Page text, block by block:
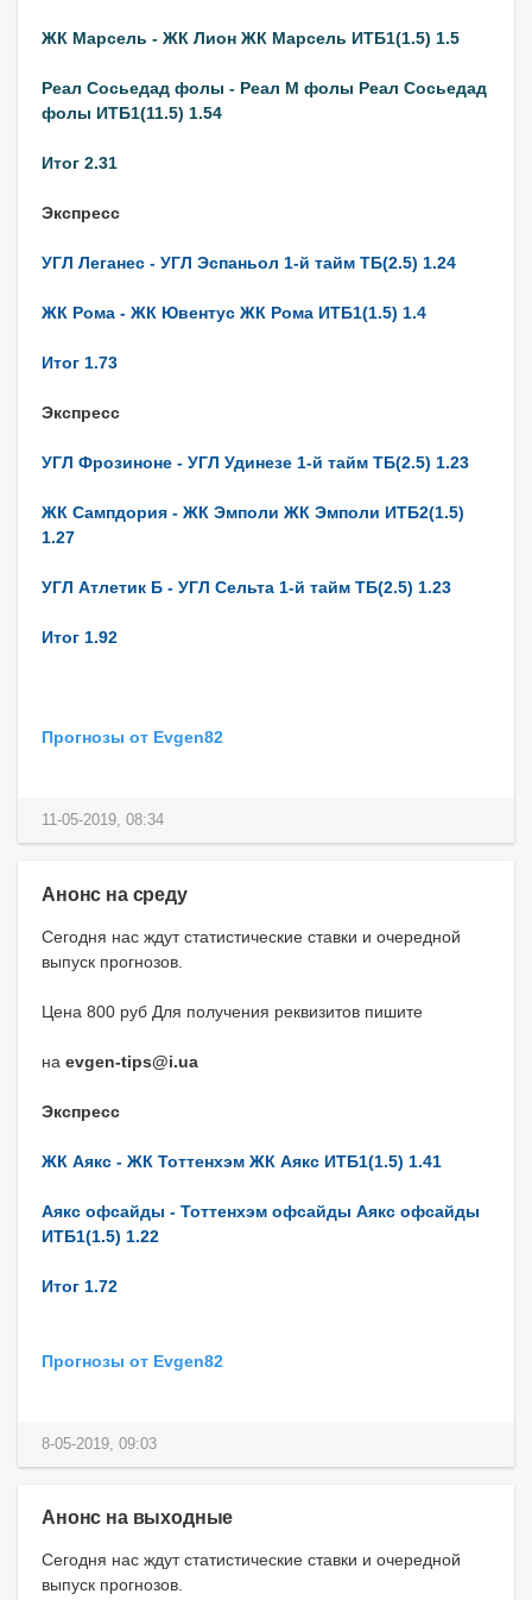
ЖК Марсель - ЖК Лион ЖК Марсель ИТБ1(1.5) 1.5
Реал Сосьедад фолы - Реал М фолы Реал Сосьедад
фолы ИТБ1(11.5) 1.54
Итог 2.31
Экспресс
УГЛ Леганес - УГЛ Эспаньол 1-й тайм ТБ(2.5) 1.24
ЖК Рома - ЖК Ювентус ЖК Рома ИТБ1(1.5) 1.4
Итог 1.73
Экспресс
УГЛ Фрозиноне - УГЛ Удинезе 1-й тайм ТБ(2.5) 1.23
ЖК Сампдория - ЖК Эмполи ЖК Эмполи ИТБ2(1.5)
1.27
УГЛ Атлетик Б - УГЛ Сельта 1-й тайм ТБ(2.5) 1.23
Итог 1.92
Прогнозы от Evgen82
11-05-2019, 08:34
Анонс на среду
Сегодня нас ждут статистические ставки и очередной
выпуск прогнозов.
Цена 800 руб Для получения реквизитов пишите
на evgen-tips@i.ua
Экспресс
ЖК Аякс - ЖК Тоттенхэм ЖК Аякс ИТБ1(1.5) 1.41
Аякс офсайды - Тоттенхэм офсайды Аякс офсайды
ИТБ1(1.5) 1.22
Итог 1.72
Прогнозы от Evgen82
8-05-2019, 09:03
Анонс на выходные
Сегодня нас ждут статистические ставки и очередной
выпуск прогнозов.